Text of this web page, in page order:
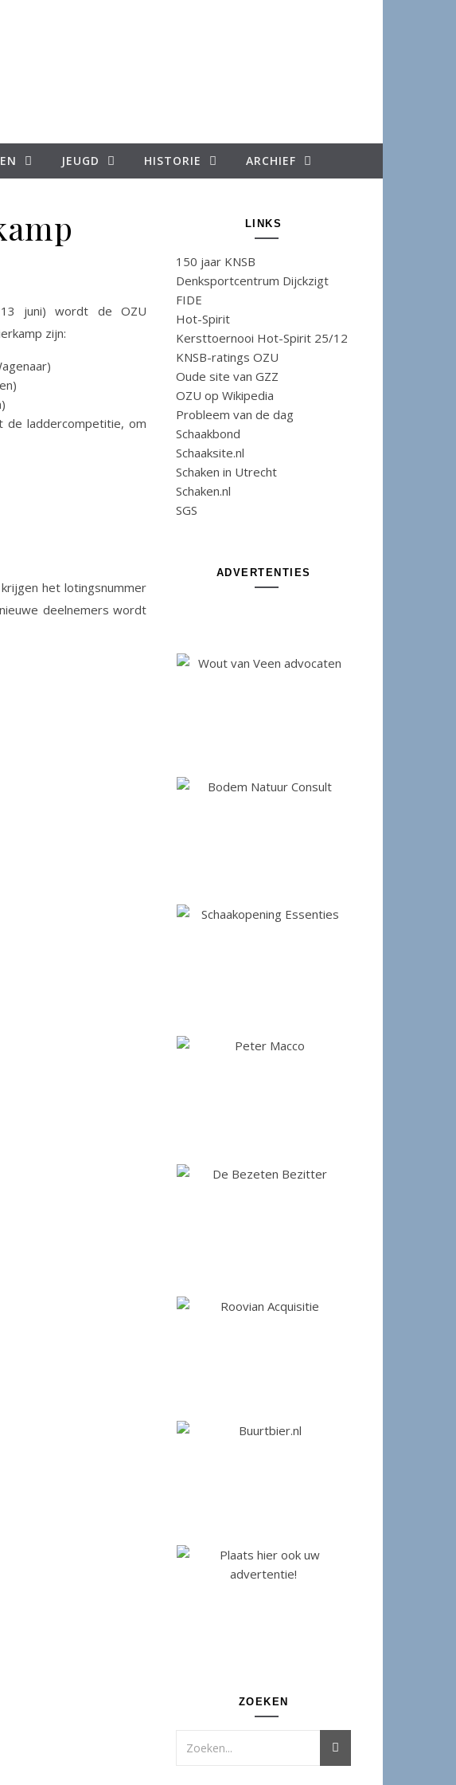
JEUGD HISTORIE ARCHIEF
zijn:
de laddercompetitie, om
het lotingsnummer
deelnemers wordt
LINKS
150 jaar KNSB
Denksportcentrum Dijckzigt
FIDE
Hot-Spirit
Kersttoernooi Hot-Spirit 25/12
KNSB-ratings OZU
Oude site van GZZ
OZU op Wikipedia
Probleem van de dag
Schaakbond
Schaaksite.nl
Schaken in Utrecht
Schaken.nl
SGS
ADVERTENTIES
ZOEKEN